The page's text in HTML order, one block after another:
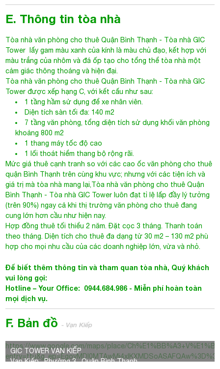
E. Thông tin tòa nhà
Tòa nhà văn phòng cho thuê Quận Bình Thạnh - Tòa nhàGIC
Tower lấy gam màu xanh của kính là màu chủ đạo, kết hợp với
màu trắng của nhôm và đá ốp tạo cho tổng thể tòa nhà một
cảm giác thông thoáng và hiện đại.
Tòa nhà văn phòng cho thuê Quận Bình Thạnh - Tòa nhà GIC
Tower được xếp hạng C, với kết cấu như sau:
1 tầng hầm sử dụng để xe nhân viên.
Diện tích sàn tối đa: 140 m2
7 tầng văn phòng, tổng diện tích sử dụng khối văn phòng
khoảng 800 m2
1 thang máy tốc độ cao
1 lối thoát hiểm thang bộ rộng rãi.
Mức giá thuê cạnh tranh so với các cao ốc văn phòng cho thuê
quận Bình Thạnh trên cùng khu vực; nhưng với các tiện ích và
giá trị mà tòa nhà mang lại,Tòa nhà văn phòng cho thuê Quận
Bình Thạnh - Tòa nhà GIC Tower luôn đạt tỉ lệ lấp đầy lý tưởng
(trên 90%) ngay cả khi thị trường văn phòng cho thuê đang
cung lớn hơn cầu như hiện nay.
Hợp đồng thuê tối thiểu 2 năm. Đặt cọc 3 tháng. Thanh toán
theo tháng. Diện tích cho thuê đa dạng từ 30 m2 – 130 m2 phù
hợp cho mọi nhu cầu của các doanh nghiệp lớn, vừa và nhỏ.
Để biết thêm thông tin và tham quan tòa nhà, Quý khách
vui lòng gọi:
Hotline – Your Office: 0944.684.986 - Miễn phí hoàn toàn
mọi dịch vụ.
F. Bản đồ- Vạn Kiếp
GIC TOWER VẠN KIẾP
Vạn Kiếp , Phường 3 , Quận Bình Thạnh
https://www.google.com/maps/place/